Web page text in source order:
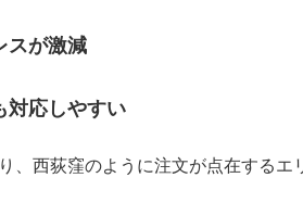
スが激減
対応しやすい
、西荻窪のように注文が点在するエ